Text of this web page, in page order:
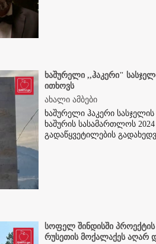
ხაშურელი ,,ჰაკერი"
ითხოვს
ახალი ამბები
ხაშურელი ჰაკერი სასჯელის
ხაშურის სასამართლოს
გადაწყვეტილების
სოფელ შინდისში
რუსეთის მოქალაქეს აღარ